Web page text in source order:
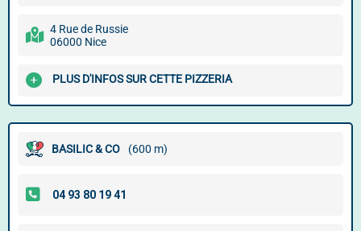
4 Rue de Russie
06000 Nice
PLUS D'INFOS SUR CETTE PIZZERIA
BASILIC & CO (600 m)